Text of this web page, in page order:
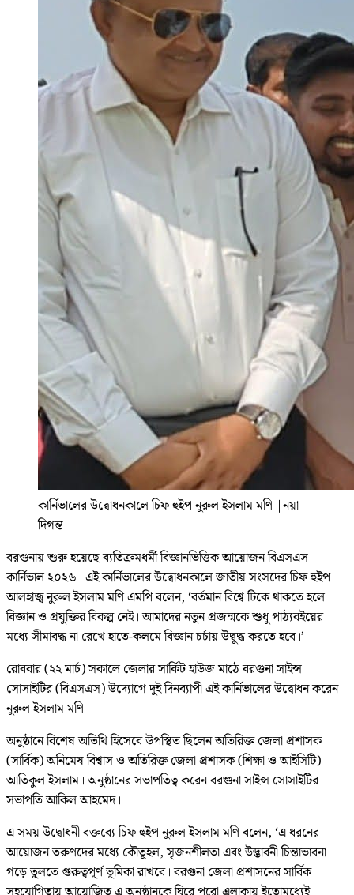
কার্নিভালের উদ্বোধনকালে চিফ হুইপ নুরুল ইসলাম মণি |নয়া
দিগন্ত
বরগুনায় শুরু হয়েছে ব্যতিক্রমধর্মী বিজ্ঞানভিত্তিক আয়োজন বিএসএস
কার্নিভাল ২০২৬। এই কার্নিভালের উদ্বোধনকালে জাতীয় সংসদের চিফ হুইপ
আলহাজ্ব নুরুল ইসলাম মণি এমপি বলেন, ‘বর্তমান বিশ্বে টিকে থাকতে হলে
বিজ্ঞান ও প্রযুক্তির বিকল্প নেই। আমাদের নতুন প্রজন্মকে শুধু পাঠ্যবইয়ের
মধ্যে সীমাবদ্ধ না রেখে হাতে-কলমে বিজ্ঞান চর্চায় উদ্বুদ্ধ করতে হবে।’
রোববার (২২ মার্চ) সকালে জেলার সার্কিট হাউজ মাঠে বরগুনা সাইন্স
সোসাইটির (বিএসএস) উদ্যােগে দুই দিনব্যাপী এই কার্নিভালের উদ্বোধন করেন
নুরুল ইসলাম মণি।
অনুষ্ঠানে বিশেষ অতিথি হিসেবে উপস্থিত ছিলেন অতিরিক্ত জেলা প্রশাসক
(সার্বিক) অনিমেষ বিশ্বাস ও অতিরিক্ত জেলা প্রশাসক (শিক্ষা ও আইসিটি)
আতিকুল ইসলাম। অনুষ্ঠানের সভাপতিত্ব করেন বরগুনা সাইন্স সোসাইটির
সভাপতি আকিল আহমেদ।
এ সময় উদ্বোধনী বক্তব্যে চিফ হুইপ নুরুল ইসলাম মণি বলেন, ‘এ ধরনের
আয়োজন তরুণদের মধ্যে কৌতূহল, সৃজনশীলতা এবং উদ্ভাবনী চিন্তাভাবনা
গড়ে তুলতে গুরুত্বপূর্ণ ভূমিকা রাখবে। বরগুনা জেলা প্রশাসনের সার্বিক